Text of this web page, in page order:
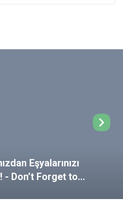
Eşyalarınızı
- Don’t Forget to